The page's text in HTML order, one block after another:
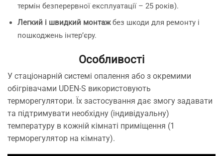
термін безперервної експлуатації – 25 років).
Легкий і швидкий монтажбез шкоди для ремонту і
пошкоджень інтер’єру.
Особливості
У стаціонарній системі опалення або з окремими
обігрівачами UDEN-S використовують
терморегулятори. Їх застосування дає змогу задавати
та підтримувати необхідну (індивідуальну)
температуру в кожній кімнаті приміщення (1
терморегулятор на кімнату).